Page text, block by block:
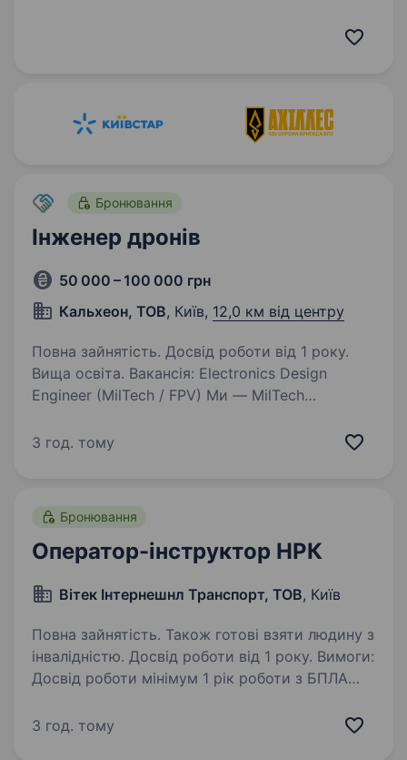
Але досить про нас, розказуємо про головну
Бронювання
Інженер дронів
50 000 – 100 000 грн
Кальхеон, ТОВ, Київ, 12,0 км від центру
Повна зайнятість. Досвід роботи від 1 року.
Вища освіта. Вакансія: Electronics Design
Engineer (MilTech / FPV) Ми — MilTech
виробництві БПЛА. Ми масштабуємося і
3 год. тому
Бронювання
Оператор-інструктор НРК
Вітек Інтернешнл Транспорт, ТОВ, Київ
Повна зайнятість. Також готові взяти людину з
інвалідністю. Досвід роботи від 1 року. Вимоги:
Досвід роботи мінімум 1 рік роботи з БПЛА
чи навчальних частинах; Розуміння принципів
3 год. тому